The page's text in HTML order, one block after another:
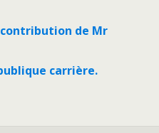
de Mr
carrière.